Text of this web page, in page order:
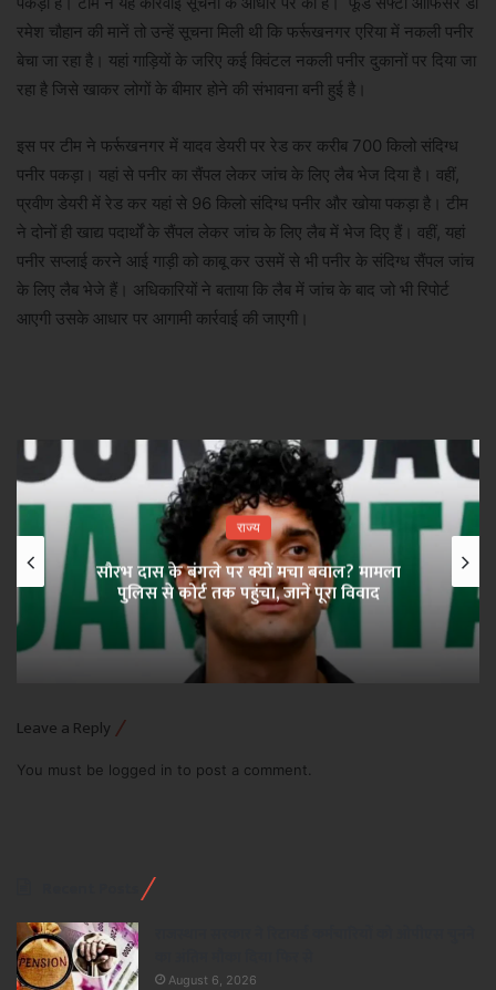
रमेश चौहान की मानें तो उन्हें सूचना मिली थी कि फर्रूखनगर एरिया में नकली पनीर
बेचा जा रहा है। यहां गाड़ियाें के जरिए कई क्विंटल नकली पनीर दुकानों पर दिया जा
रहा है जिसे खाकर लोगों के बीमार होने की संभावना बनी हुई है।
इस पर टीम ने फर्रूखनगर में यादव डेयरी पर रेड कर करीब 700 किलो संदिग्ध
पनीर पकड़ा। यहां से पनीर का सैंपल लेकर जांच के लिए लैब भेज दिया है। वहीं,
प्रवीण डेयरी में रेड कर यहां से 96 किलो संदिग्ध पनीर और खोया पकड़ा है। टीम
ने दोनों ही खाद्य पदार्थों के सैंपल लेकर जांच के लिए लैब में भेज दिए हैं। वहीं, यहां
पनीर सप्लाई करने आई गाड़ी को काबू कर उसमें से भी पनीर के संदिग्ध सैंपल जांच
के लिए लैब भेजे हैं। अधिकारियों ने बताया कि लैब में जांच के बाद जो भी रिपोर्ट
आएगी उसके आधार पर आगामी कार्रवाई की जाएगी।
राज्य
सौरभ दास के बंगले पर क्यों मचा बवाल? मामला
पुलिस से कोर्ट तक पहुंचा, जानें पूरा विवाद
Leave a Reply
You must be logged in to post a comment.
August 6, 2026